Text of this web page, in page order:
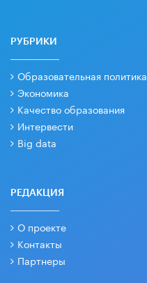
РУБРИКИ
Образовательная политика
Экономика
Качество образования
Интервести
Big data
РЕДАКЦИЯ
О проекте
Контакты
Партнеры